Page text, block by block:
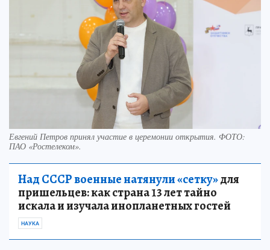
Евгений Петров принял участие в церемонии открытия. ФОТО:
ПАО «Ростелеком».
Над СССР военные натянули «сетку»для
пришельцев: как страна 13 лет тайно
искала и изучала инопланетных гостей
НАУКА